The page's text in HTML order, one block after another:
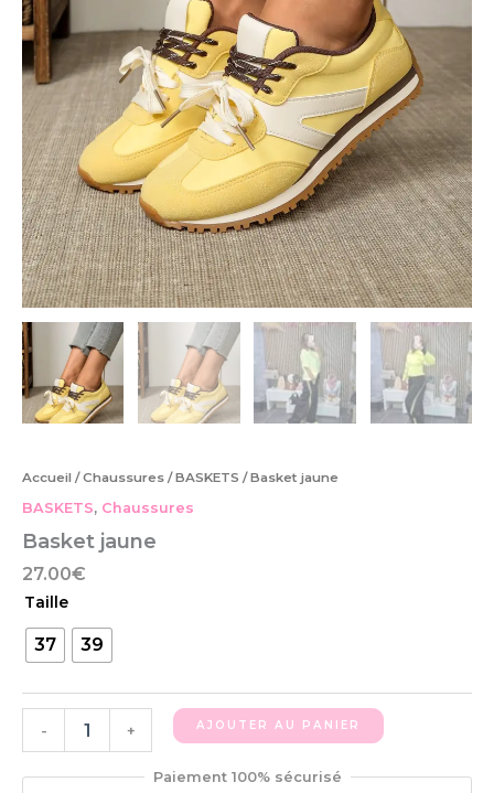
Accueil /Chaussures /BASKETS / Basket jaune
BASKETS, Chaussures
Basket jaune
27.00€
Taille
37 39
- + AJOUTER AU PANIER
Paiement 100% sécurisé